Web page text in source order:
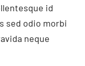
id
sed odio morbi
neque